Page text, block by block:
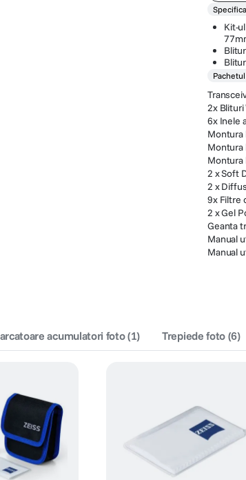
Kit-
2x Blituri
6x Inele
Montura
Montura
Montura
2 x Soft
2 x
9x Filtre
2 x Gel
Geanta
Manual
Manual
acumulatori foto(1) Trepiede foto(6)